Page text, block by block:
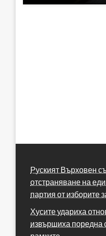
Руският Върховен
отстраняване на
партия от изборите
Хусите удариха
извършиха поредна